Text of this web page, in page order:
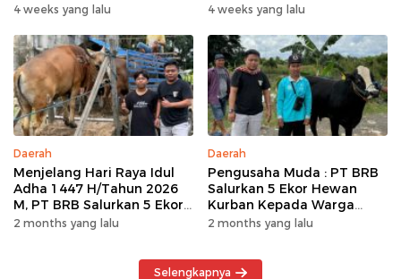
4 weeks yang lalu 4 weeks yang lalu
Daerah
Menjelang Hari Raya Idul
Adha 1447 H/Tahun 2026
M, PT BRB Salurkan 5 Ekor
Hewan Kurban Kepada
2 months yang lalu
Daerah
Pengusaha Muda : PT BRB
Salurkan 5 Ekor Hewan
Kurban Kepada Warga
Khususnya Wilayah
2 months yang lalu
Selengkapnya